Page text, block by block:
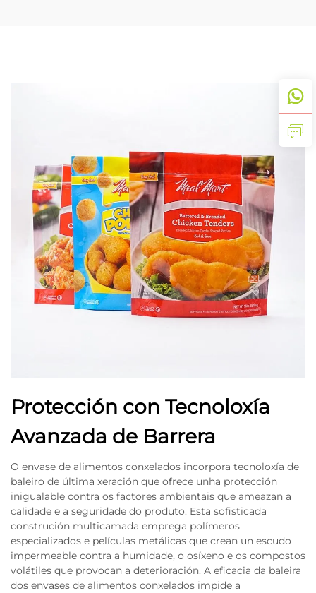
Protección con Tecnoloxía
Avanzada de Barrera
O envase de alimentos conxelados incorpora tecnoloxía de
baleiro de última xeración que ofrece unha protección
inigualable contra os factores ambientais que ameazan a
calidade e a seguridade do produto. Esta sofisticada
construción multicamada emprega polímeros
especializados e películas metálicas que crean un escudo
impermeable contra a humidade, o osíxeno e os compostos
volátiles que provocan a deterioración. A eficacia da baleira
dos envases de alimentos conxelados impide a